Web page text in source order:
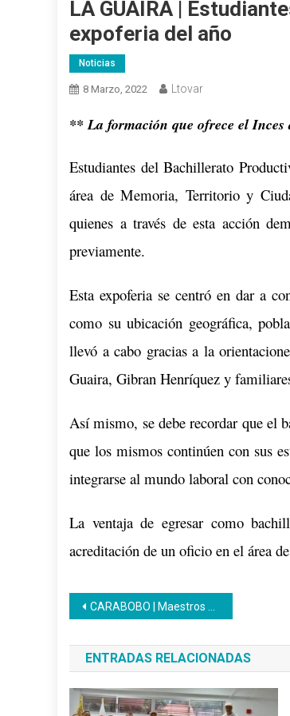
LA GUAIRA |
expoferia del año
Noticias
8 Marzo, 2022 Ltovar
** La formación que ofrece el
Estudiantes del Bachillerato
área de Memoria, Territorio y
quienes a través de esta acción
previamente.
Esta expoferia se centró en dar a
como su ubicación geográfica,
llevó a cabo gracias a la
Guaira, Gibran Henríquez y
Así mismo, se debe recordar que el
que los mismos continúen con sus
integrarse al mundo laboral con
La ventaja de egresar como
acreditación de un oficio en el área
Navegación
de
entradas
CARABOBO | Maestros del Centro de Formación Socialista Prieto Figueroa visitan sed de la Unidad Educativa
ENTRADAS RELACIONADAS